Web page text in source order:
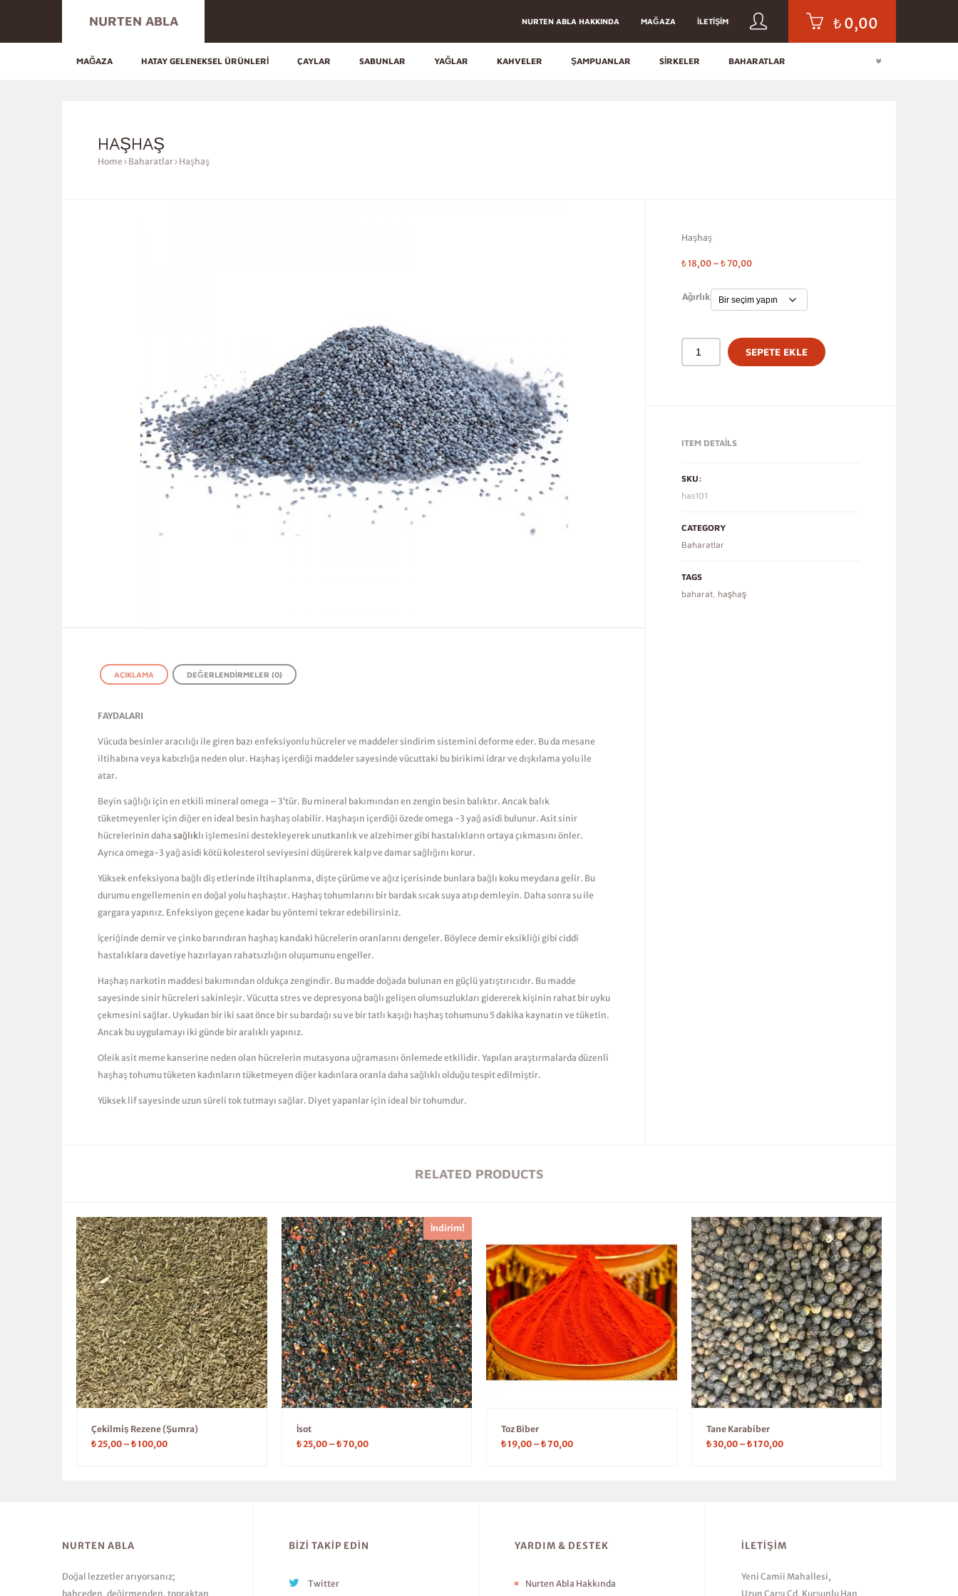
NURTEN ABLA NURTEN ABLA HAKKINDA MAĞAZA İLETIŞIM ₺ 0,00
MAĞAZA HATAY GELENEKSEL ÜRÜNLERI ÇAYLAR SABUNLAR YAĞLAR KAHVELER ŞAMPUANLAR SIRKELER BAHARATLAR
HAŞHAŞ
Home Baharatlar Haşhaş
Haşhaş
₺18,00 –₺70,00
Ağırlık
SEPETE EKLE
ITEM DETAILS
SKU:
has101
CATEGORY
Baharatlar
TAGS
baharat, haşhaş
AÇIKLAMA DEĞERLENDIRMELER (0)
FAYDALARI
Vücuda besinler aracılığı ile giren bazı enfeksiyonlu hücreler ve maddeler sindirim sistemini deforme eder. Bu da mesane
iltihabına veya kabızlığa neden olur. Haşhaş içerdiği maddeler sayesinde vücuttaki bu birikimi idrar ve dışkılama yolu ile
atar.
Beyin sağlığı için en etkili mineral omega – 3’tür. Bu mineral bakımından en zengin besin balıktır. Ancak balık
tüketmeyenler için diğer en ideal besin haşhaş olabilir. Haşhaşın içerdiği özede omega -3 yağ asidi bulunur. Asit sinir
hücrelerinin daha sağlıklı işlemesini destekleyerek unutkanlık ve alzehimer gibi hastalıkların ortaya çıkmasını önler.
Ayrıca omega-3 yağ asidi kötü kolesterol seviyesini düşürerek kalp ve damar sağlığını korur.
Yüksek enfeksiyona bağlı diş etlerinde iltihaplanma, dişte çürüme ve ağız içerisinde bunlara bağlı koku meydana gelir. Bu
durumu engellemenin en doğal yolu haşhaştır. Haşhaş tohumlarını bir bardak sıcak suya atıp demleyin. Daha sonra su ile
gargara yapınız. Enfeksiyon geçene kadar bu yöntemi tekrar edebilirsiniz.
İçeriğinde demir ve çinko barındıran haşhaş kandaki hücrelerin oranlarını dengeler. Böylece demir eksikliği gibi ciddi
hastalıklara davetiye hazırlayan rahatsızlığın oluşumunu engeller.
Haşhaş narkotin maddesi bakımından oldukça zengindir. Bu madde doğada bulunan en güçlü yatıştırıcıdır. Bu madde
sayesinde sinir hücreleri sakinleşir. Vücutta stres ve depresyona bağlı gelişen olumsuzlukları gidererek kişinin rahat bir uyku
çekmesini sağlar. Uykudan bir iki saat önce bir su bardağı su ve bir tatlı kaşığı haşhaş tohumunu 5 dakika kaynatın ve tüketin.
Ancak bu uygulamayı iki günde bir aralıklı yapınız.
Oleik asit meme kanserine neden olan hücrelerin mutasyona uğramasını önlemede etkilidir. Yapılan araştırmalarda düzenli
haşhaş tohumu tüketen kadınların tüketmeyen diğer kadınlara oranla daha sağlıklı olduğu tespit edilmiştir.
Yüksek lif sayesinde uzun süreli tok tutmayı sağlar. Diyet yapanlar için ideal bir tohumdur.
RELATED PRODUCTS
Çekilmiş Rezene (Şumra)
₺25,00 –₺100,00
İndirim!
İsot
₺25,00 –₺70,00
Toz Biber
₺19,00 –₺70,00
Tane Karabiber
₺30,00 –₺170,00
NURTEN ABLA
Doğal lezzetler arıyorsanız;
bahçeden, değirmenden, topraktan
BIZI TAKIP EDIN
Twitter
YARDIM & DESTEK
Nurten Abla Hakkında
İLETIŞIM
Yeni Camii Mahallesi,
Uzun Çarşı Cd, Kurşunlu Han